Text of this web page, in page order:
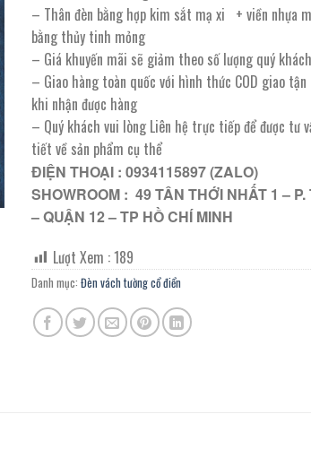
– Thân đèn bằng hợp kim sắt mạ xi + viền nhựa
bằng thủy tinh mỏng
– Giá khuyến mãi sẽ giảm theo số lượng quý
– Giao hàng toàn quốc với hình thức COD giao
khi nhận được hàng
– Quý khách vui lòng Liên hệ trực tiếp để được tư
tiết về sản phẩm cụ thể
ĐIỆN THOẠI : 0934115897 (ZALO)
SHOWROOM : 49 TÂN THỚI NHẤT 1 –
– QUẬN 12 – TP HỒ CHÍ MINH
Lượt Xem :189
Danh mục: Đèn vách tường cổ điển